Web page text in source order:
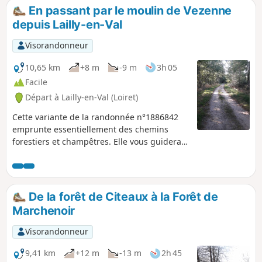
En passant par le moulin de Vezenne
depuis Lailly-en-Val
Visorandonneur
10,65 km
+8 m -9 m
3h 05
Facile
Départ à Lailly-en-Val (Loiret)
Cette variante de la randonnée n°1886842
emprunte essentiellement des chemins
forestiers et champêtres. Elle vous guidera
cadre remarquable. Les forêts de feuillus,
essentiellement peuplées de châtaigniers
alternent avec les landes typiquement
solognotes, colonisées par les genêts. La
Vezenne est un joli ruisseau se fondant dans
la verdure.
De la forêt de Citeaux à la Forêt de
Marchenoir
Visorandonneur
9,41 km
+12 m -13 m
2h 45